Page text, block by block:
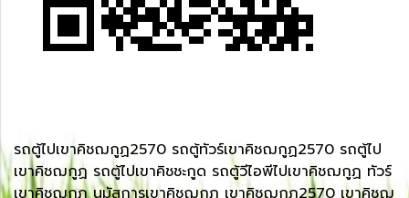
รถตู้ไปเขาคิชฌกูฏ2570 รถตู้ทัวร์เขาคิชฌกูฏ2570 รถตู้ไป
เขาคิชฌกูฏ รถตู้ไปเขาคิชชะกูด รถตู้วีไอพีไปเขาคิชฌกูฏ ทัวร์
เขาคิชฌกูฏ นมัสการเขาคิชฌกูฏ เขาคิชฌกูฏ2570 เขาคิชฌ